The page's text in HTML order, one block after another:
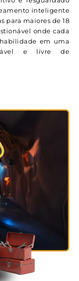
inteligente
para maiores de 18
onde cada
em uma
e livre de